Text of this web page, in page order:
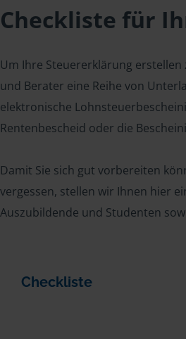
Checkliste für
Um Ihre Steuererklärung
und Berater eine Reihe von
elektronische
Rentenbescheid oder die
Damit Sie sich gut vorbereiten
vergessen, stellen wir Ihnen hier
Auszubildende und Studenten
Checkliste